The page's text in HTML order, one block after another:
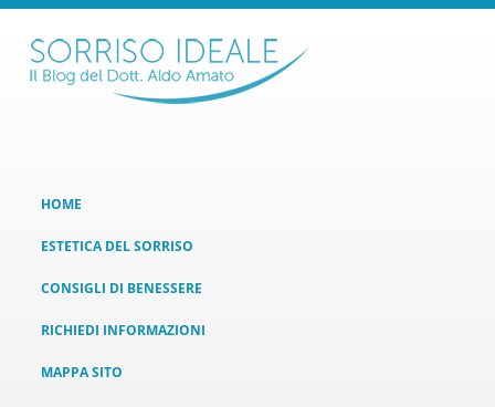
HOME
ESTETICA DEL SORRISO
CONSIGLI DI BENESSERE
RICHIEDI INFORMAZIONI
MAPPA SITO